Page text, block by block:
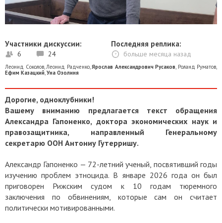
Участники дискуссии:
6 24
Последняя реплика:
больше месяца назад
Леонид Соколов,Леонид Радченко,Ярослав Александрович Русаков, Роланд Руматов,
Ефим Казацкий,Уна Озолиня
Дорогие, одноклубники!
Вашему вниманию предлагается текст обращения
Александра Гапоненко, доктора экономических наук и
правозащитника, направленный Генеральному
секретарю ООН Антониу Гутерришу.
Александр Гапоненко — 72-летний ученый, посвятивший годы
изучению проблем этноцида. В январе 2026 года он был
приговорен Рижским судом к 10 годам тюремного
заключения по обвинениям, которые сам он считает
политически мотивированными.